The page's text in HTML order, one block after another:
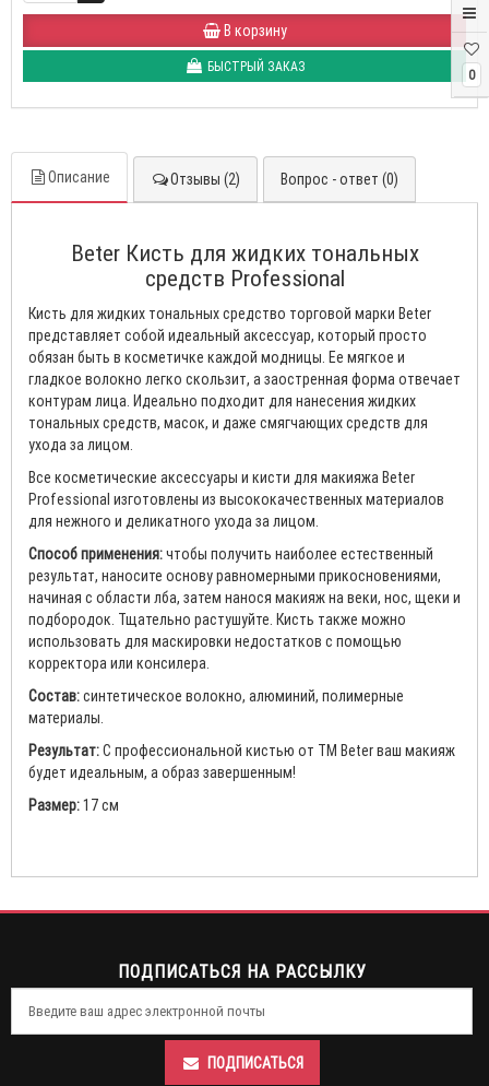
0
В корзину
БЫСТРЫЙ ЗАКАЗ
Описание Отзывы (2) Вопрос - ответ (0)
Beter Кисть для жидких тональных
средств Professional
Кисть для жидких тональных средство торговой марки Beter
представляет собой идеальный аксессуар, который просто
обязан быть в косметичке каждой модницы. Ее мягкое и
гладкое волокно легко скользит, а заостренная форма отвечает
контурам лица. Идеально подходит для нанесения жидких
тональных средств, масок, и даже смягчающих средств для
ухода за лицом.
Все косметические аксессуары и кисти для макияжа Beter
Professional изготовлены из высококачественных материалов
для нежного и деликатного ухода за лицом.
Способ применения:чтобы получить наиболее естественный
результат, наносите основу равномерными прикосновениями,
начиная с области лба, затем нанося макияж на веки, нос, щеки и
подбородок. Тщательно растушуйте. Кисть также можно
использовать для маскировки недостатков с помощью
корректора или консилера.
Состав:синтетическое волокно, алюминий, полимерные
материалы.
Результат:С профессиональной кистью от ТМ Beter ваш макияж
будет идеальным, а образ завершенным!
Размер:17 см
ПОДПИСАТЬСЯ НА РАССЫЛКУ
ПОДПИСАТЬСЯ